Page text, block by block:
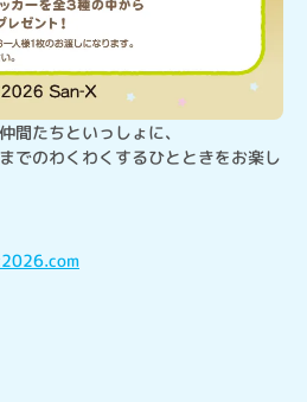
間たちといっしょに、
でのわくわくするひとときをお楽し